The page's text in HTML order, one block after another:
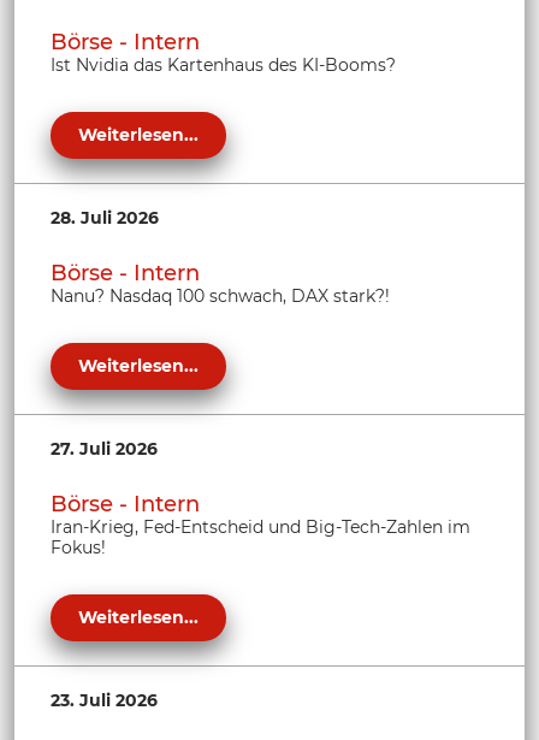
Börse - Intern
Ist Nvidia das Kartenhaus des KI-Booms?
Weiterlesen...
28. Juli 2026
Börse - Intern
Nanu? Nasdaq 100 schwach, DAX stark?!
Weiterlesen...
27. Juli 2026
Börse - Intern
Iran-Krieg, Fed-Entscheid und Big-Tech-Zahlen im
Fokus!
Weiterlesen...
23. Juli 2026